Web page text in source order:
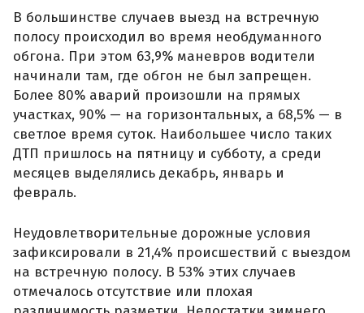
В большинстве случаев выезд на встречную
полосу происходил во время необдуманного
обгона. При этом 63,9% маневров водители
начинали там, где обгон не был запрещен.
Более 80% аварий произошли на прямых
участках, 90% — на горизонтальных, а 68,5% — в
светлое время суток. Наибольшее число таких
ДТП пришлось на пятницу и субботу, а среди
месяцев выделялись декабрь, январь и
февраль.
Неудовлетворительные дорожные условия
зафиксировали в 21,4% происшествий с выездом
на встречную полосу. В 53% этих случаев
отмечалось отсутствие или плохая